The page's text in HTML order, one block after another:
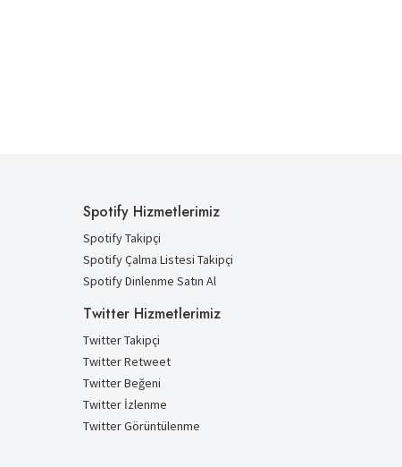
Spotify Hizmetlerimiz
Spotify Takipçi
Spotify Çalma Listesi Takipçi
Spotify Dinlenme Satın Al
Twitter Hizmetlerimiz
Twitter Takipçi
Twitter Retweet
Twitter Beğeni
Twitter İzlenme
Twitter Görüntülenme